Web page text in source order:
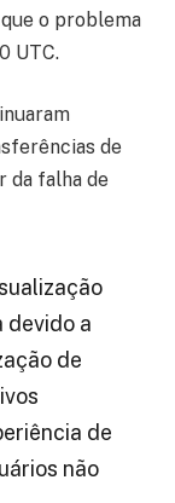
o problema
UTC.
de
da falha de
devido a
de
de
não